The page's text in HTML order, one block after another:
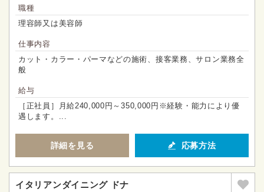
職種
理容師又は美容師
仕事内容
カット・カラー・パーマなどの施術、接客業務、サロン業務全
般
給与
［正社員］月給240,000円～350,000円※経験・能力により優
遇します。...
詳細を見る 応募方法
イタリアンダイニング ドナ